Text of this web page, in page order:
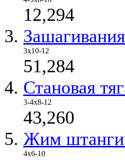
12,294
3х10-12
51,284
Становая
3-4x8-12
43,260
Жим штанги
4x6-10